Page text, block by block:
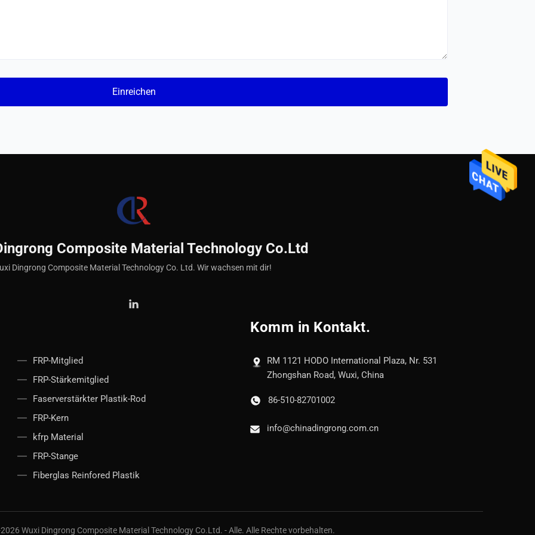
Composite Material Technology Co.Ltd
Dingrong Composite Material Technology Co. Ltd. Wir wachsen mit dir!
FRP-Mitglied
FRP-Stärkemitglied
Faserverstärkter Plastik-Rod
FRP-Kern
kfrp Material
FRP-Stange
Fiberglas Reinfored Plastik
Komm in Kontakt.
RM 1121 HODO International Plaza, Nr. 531
Zhongshan Road, Wuxi, China
86-510-82701002
info@chinadingrong.com.cn
Wuxi Dingrong Composite Material Technology Co.Ltd. - Alle. Alle Rechte vorbehalten.